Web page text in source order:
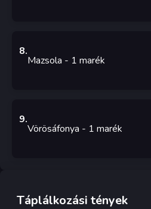
8.
Mazsola - 1 marék
9.
Vörösáfonya - 1 marék
Táplálkozási tények